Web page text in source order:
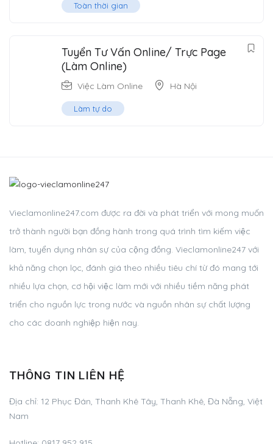
Toàn thời gian
Tuyển Tư Vấn Online/ Trực Page
(Làm Online)
Việc Làm Online Hà Nội
Làm tự do
Vieclamonline247.com được ra đời và phát triển với mong muốn
trở thành người bạn đồng hành trong quá trình tìm kiếm việc
làm, tuyển dụng nhân sự của cộng đồng. Vieclamonline247 với
khả năng chọn lọc, đánh giá theo nhiều tiêu chí từ đó mang tới
nhiều lựa chọn, cơ hội việc làm mới với nhiều tiềm năng phát
triển cho nguồn lực trong nước và nguồn nhân sự chất lượng
cho các doanh nghiệp hiện nay.
THÔNG TIN LIÊN HỆ
Địa chỉ: 12 Phục Đán, Thanh Khê Tây, Thanh Khê, Đà Nẵng, Việt
Nam